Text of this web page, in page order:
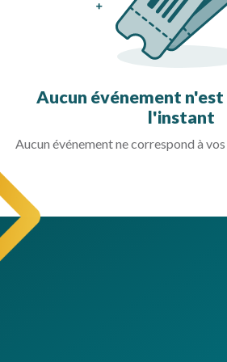
Aucun événement
l'instant
Aucun événement ne correspond à